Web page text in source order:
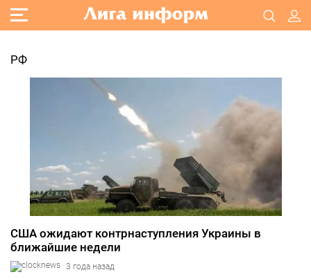
РФ
США ожидают контрнаступления Украины в
ближайшие недели
3 года назад